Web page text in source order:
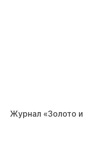
Журнал «Золото и